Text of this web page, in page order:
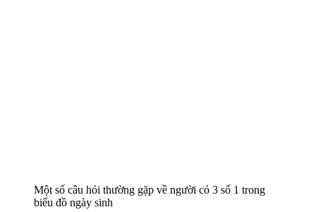
Một số câu hỏi thường gặp về người có 3 số 1 trong
biểu đồ ngày sinh